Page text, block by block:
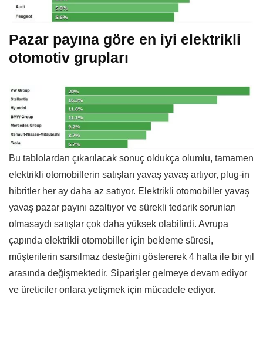
Pazar payına göre en iyi elektrikli
otomotiv grupları
Bu tablolardan çıkarılacak sonuç oldukça olumlu, tamamen
elektrikli otomobillerin satışları yavaş yavaş artıyor, plug-in
hibritler her ay daha az satıyor. Elektrikli otomobiller yavaş
yavaş pazar payını azaltıyor ve sürekli tedarik sorunları
olmasaydı satışlar çok daha yüksek olabilirdi. Avrupa
çapında elektrikli otomobiller için bekleme süresi,
müşterilerin sarsılmaz desteğini göstererek 4 hafta ile bir yıl
arasında değişmektedir. Siparişler gelmeye devam ediyor
ve üreticiler onlara yetişmek için mücadele ediyor.